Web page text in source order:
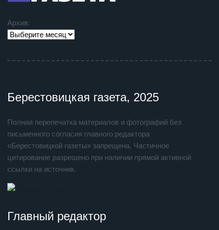
Архив:
Берестовицкая газета, 2025
Полная перепечатка материалов и фотографий без
письменного согласия главного редактора
«Берестовицкой газеты» запрещена. Частичное
цитирование разрешено при наличии прямой активной
ссылки на источник.
Главный редактор